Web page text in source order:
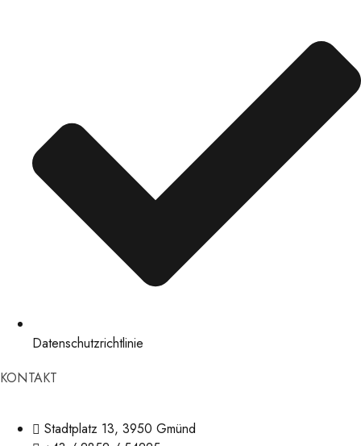
Datenschutzrichtlinie
KONTAKT
Stadtplatz 13, 3950 Gmünd